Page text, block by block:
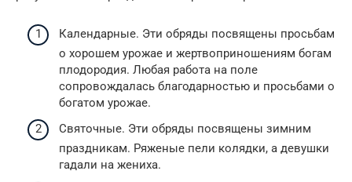
Календарные. Эти обряды посвящены просьбам
о хорошем урожае и жертвоприношениям богам
плодородия. Любая работа на поле
сопровождалась благодарностью и просьбами о
богатом урожае.
Святочные. Эти обряды посвящены зимним
праздникам. Ряженые пели колядки, а девушки
гадали на жениха.